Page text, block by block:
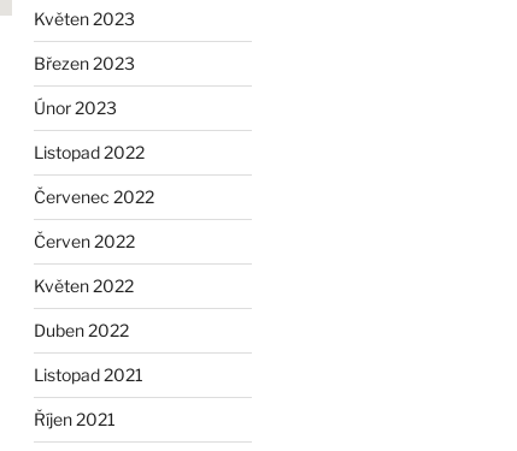
Květen 2023
Březen 2023
Únor 2023
Listopad 2022
Červenec 2022
Červen 2022
Květen 2022
Duben 2022
Listopad 2021
Říjen 2021